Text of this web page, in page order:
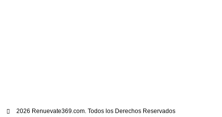
2026 Renuevate369.com. Todos los Derechos Reservados